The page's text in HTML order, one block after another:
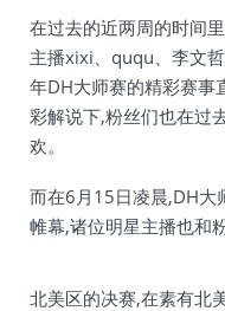
在过去的近两周的时间
主播xixi、ququ、李文
年DH大师赛的精彩赛事
彩解说下,粉丝们也在过
欢。
而在6月15日凌晨,DH大
帷幕,诸位明星主播也和
北美区的决赛,在素有北